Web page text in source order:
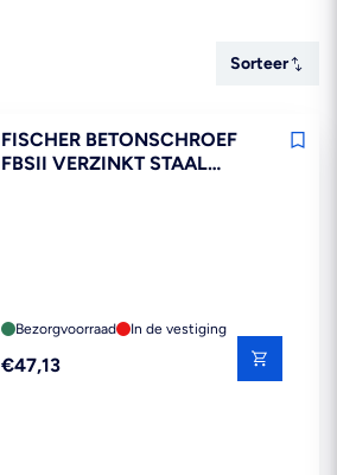
Sorteer
Sorteer
FISCHER BETONSCHROEF
FBSII VERZINKT STAAL
Bezorgvoorraad In de vestiging
Reguliere
€47,13